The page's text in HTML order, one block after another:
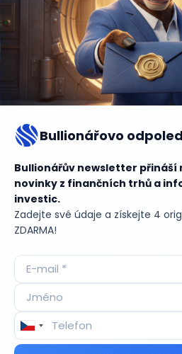
Bullionářovo
Bullionářův newsletter přináší
novinky z finančních trhů a
investic.
Zadejte své údaje a získejte 4
ZDARMA!Aktuální